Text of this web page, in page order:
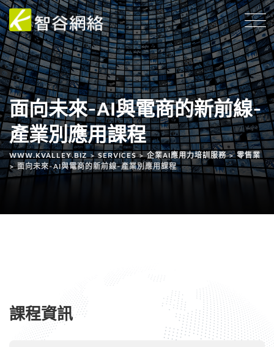
面向未來-AI與電商的新前線-
產業別應用課程
WWW.KVALLEY.BIZ >SERVICES>企業AI應用力培訓服務>零售業
>面向未來-AI與電商的新前線-產業別應用課程
課程資訊